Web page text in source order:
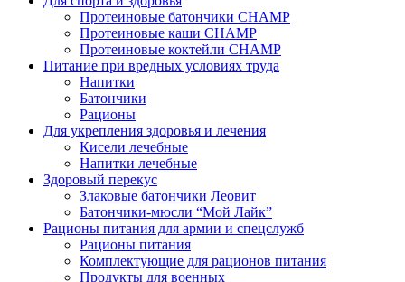
Протеиновые батончики CHAMP
Протеиновые каши CHAMP
Протеиновые коктейли CHAMP
Питание при вредных условиях труда
Напитки
Батончики
Рационы
Для укрепления здоровья и лечения
Кисели лечебные
Напитки лечебные
Здоровый перекус
Злаковые батончики Леовит
Батончики-мюсли “Мой Лайк”
Рационы питания для армии и спецслужб
Рационы питания
Комплектующие для рационов питания
Продукты для военных